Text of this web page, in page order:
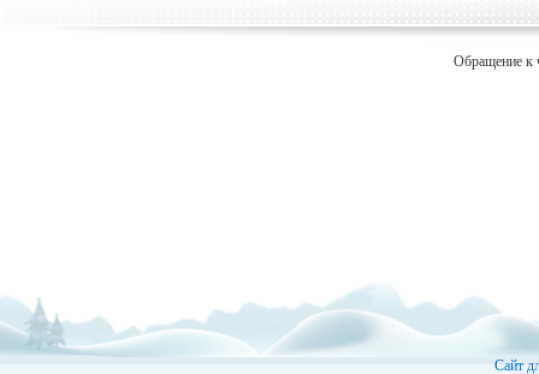
Обращение к
Сайт